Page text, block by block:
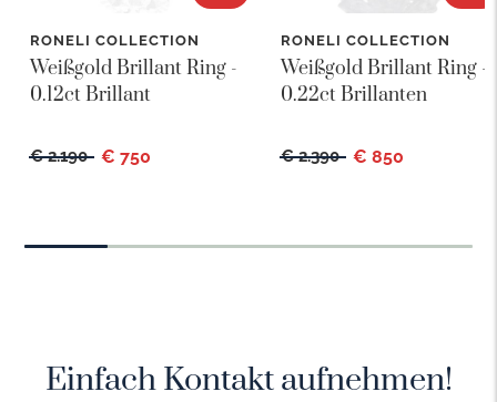
RONELI COLLECTION
Weißgold Brillant Ring -
0.12ct Brillant
€ 2.190 € 750
RONELI COLLECTION
Weißgold Brillant Ring -
0.22ct Brillanten
€ 2.390 € 850
Einfach Kontakt aufnehmen!